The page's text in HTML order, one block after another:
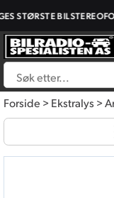
STØRSTE
Forside>Ekstralys>